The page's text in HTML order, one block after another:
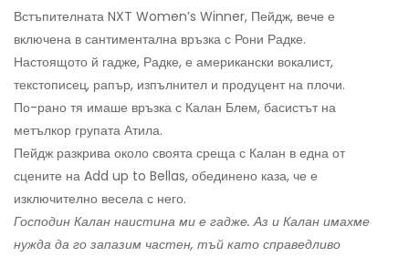
Встъпителната NXT Women’s Winner, Пейдж, вече е
включена в сантиментална връзка с Рони Радке.
Настоящото й гадже, Радке, е американски вокалист,
текстописец, рапър, изпълнител и продуцент на плочи.
По-рано тя имаше връзка с Калан Блем, басистът на
метълкор групата Атила.
Пейдж разкрива около своята среща с Калан в една от
сцените на Add up to Bellas, обединено каза, че е
изключително весела с него.
Господин Калан наистина ми е гадже. Аз и Калан имахме
нужда да го запазим частен, тъй като справедливо